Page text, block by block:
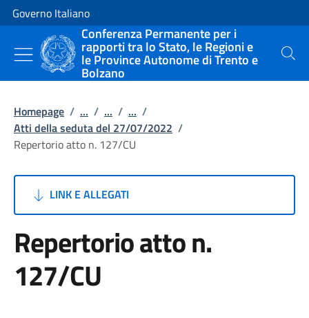
Vai al contenuto
Vai alla navigazione del sito
Governo Italiano
Conferenza Permanente per i
rapporti tra lo Stato, le Regioni e
le Province Autonome di Trento e
Bolzano
Cerca
Homepage / ... / ... / ... /
Atti della seduta del 27/07/2022 /
Repertorio atto n. 127/CU
LINK E ALLEGATI
Repertorio atto n.
127/CU